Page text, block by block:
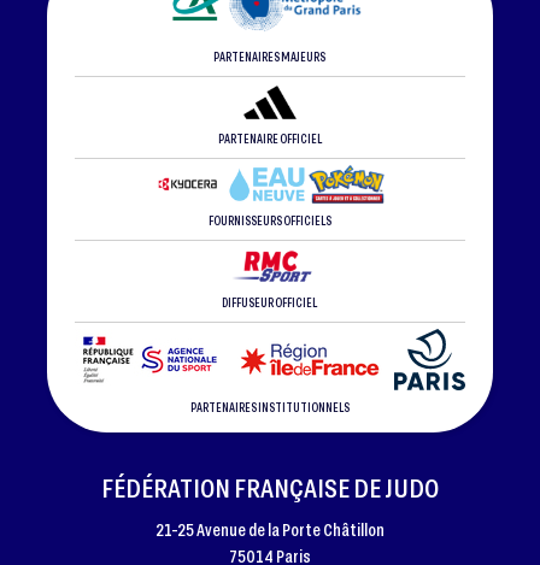
PARTENAIRES MAJEURS
PARTENAIRE OFFICIEL
FOURNISSEURS OFFICIELS
DIFFUSEUR OFFICIEL
PARTENAIRES INSTITUTIONNELS
FÉDÉRATION FRANÇAISE DE JUDO
21-25 Avenue de la Porte Châtillon
75014 Paris